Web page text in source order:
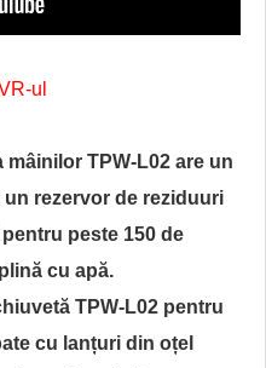
ul
TPW-L02 are un
rezervor de reziduuri
peste 150 de
cu apă.
TPW-L02 pentru
cu lanțuri din oțel